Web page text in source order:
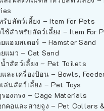
บสัตว์เลี้ยง – Item For Pets
ช้สำหรับสัตว์เลี้ยง – Item For
แฮมสเตอร์ – Hamster Sand
แมว – Cat Sand
ำสัตว์เลี้ยง – Pet Toilets
ละเครื่องป้อน – Bowls,
ล่นสัตว์เลี้ยง – Pet Toys
องกรง – Cage Materials
คอและสายจูง – Pet Collars